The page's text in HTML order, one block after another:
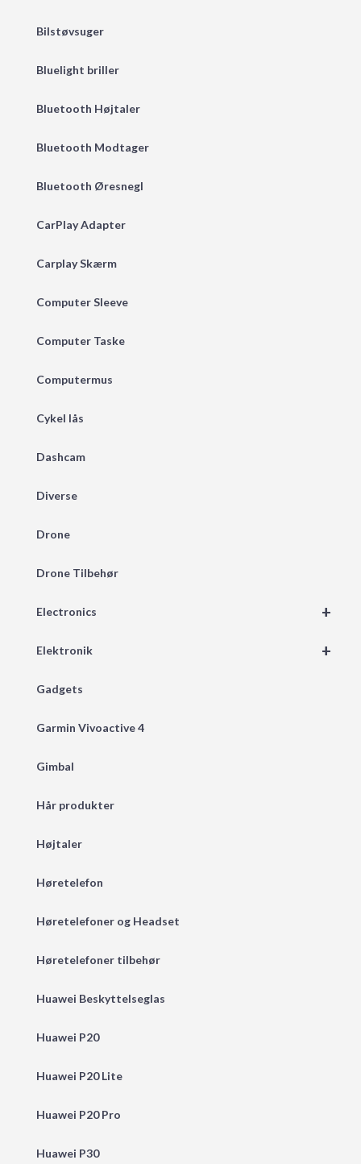
Bilstøvsuger
Bluelight briller
Bluetooth Højtaler
Bluetooth Modtager
Bluetooth Øresnegl
CarPlay Adapter
Carplay Skærm
Computer Sleeve
Computer Taske
Computermus
Cykel lås
Dashcam
Diverse
Drone
Drone Tilbehør
+
Electronics
+
Elektronik
Gadgets
Garmin Vivoactive 4
Gimbal
Hår produkter
Højtaler
Høretelefon
Høretelefoner og Headset
Høretelefoner tilbehør
Huawei Beskyttelseglas
Huawei P20
Huawei P20 Lite
Huawei P20 Pro
Huawei P30